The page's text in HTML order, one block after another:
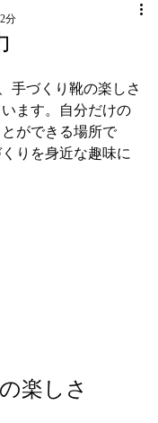
分
手づくり靴の楽しさ
ます。自分だけの
ができる場所で
りを身近な趣味に
楽しさ